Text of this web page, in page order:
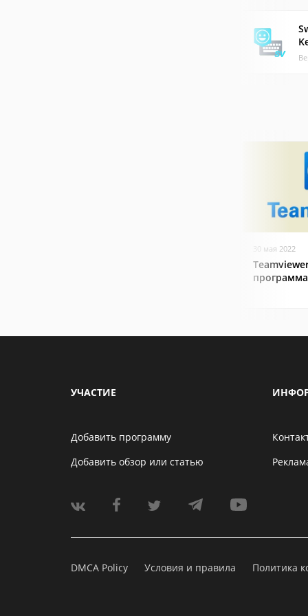
30 мая 2022
программа
УЧАСТИЕ
Добавить программу
Добавить обзор или статью
DMCA Policy Условия и правила Политика